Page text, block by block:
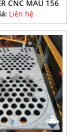
CNC MẪU 156
Liên hệ